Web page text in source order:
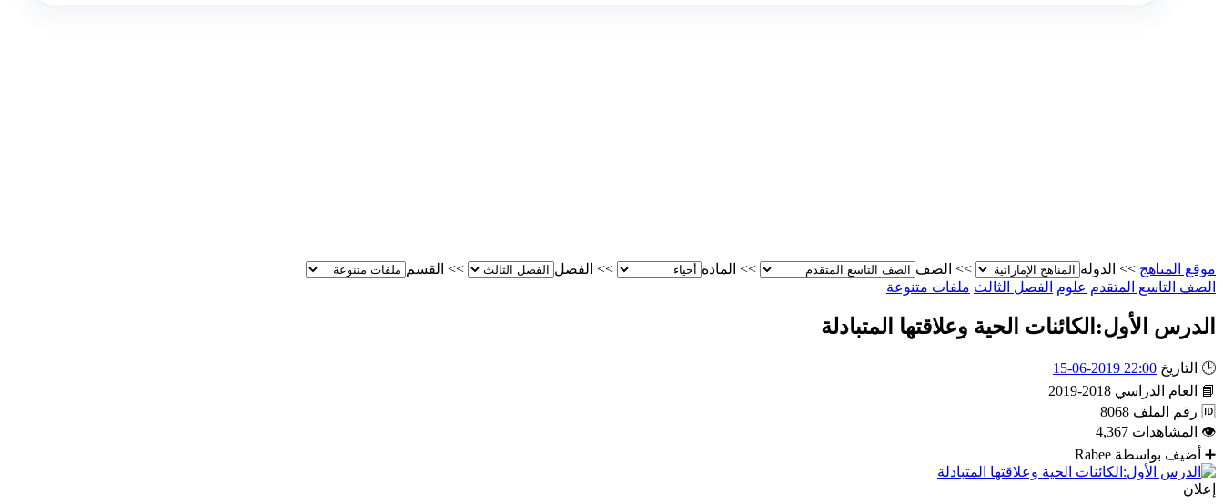
موقع المناهج >> الدولة >> الصف >> المادة >> الفصل >> القسم
الصف التاسع المتقدم علوم الفصل الثالث ملفات متنوعة
الدرس الأول:الكائنات الحية وعلاقتها المتبادلة
🕒 التاريخ 22:00 2019-06-15
📘
العام الدراسي 2018-2019
🆔 رقم الملف 8068
👁 المشاهدات 4,367
➕ أضيف بواسطة Rabee
إعلان